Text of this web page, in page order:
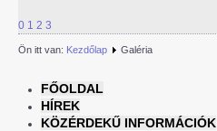
0 1 2 3
Ön itt van: Kezdőlap Galéria
FŐOLDAL
HÍREK
KÖZÉRDEKŰ INFORMÁCIÓK